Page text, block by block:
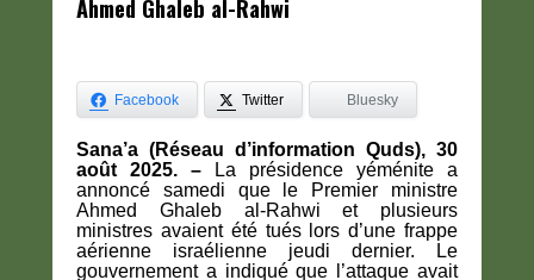
Ahmed Ghaleb al-Rahwi
Facebook Twitter Bluesky
Sana’a (Réseau d’information Quds), 30
août 2025. – La présidence yéménite a
annoncé samedi que le Premier ministre
Ahmed Ghaleb al-Rahwi et plusieurs
ministres avaient été tués lors d’une frappe
aérienne israélienne jeudi dernier. Le
gouvernement a indiqué que l’attaque avait